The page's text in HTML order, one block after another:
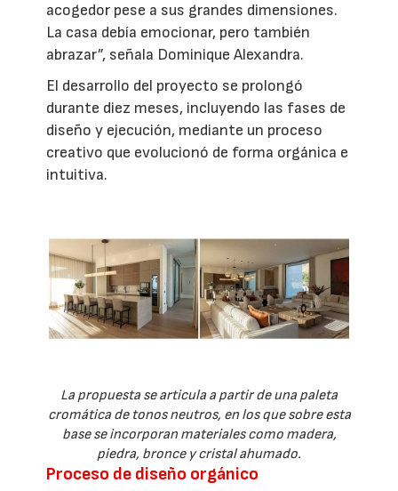
acogedor pese a sus grandes dimensiones.
La casa debía emocionar, pero también
abrazar”, señala Dominique Alexandra.
El desarrollo del proyecto se prolongó
durante diez meses, incluyendo las fases de
diseño y ejecución, mediante un proceso
creativo que evolucionó de forma orgánica e
intuitiva.
La propuesta se articula a partir de una paleta
cromática de tonos neutros, en los que sobre esta
base se incorporan materiales como madera,
piedra, bronce y cristal ahumado.
Proceso de diseño orgánico